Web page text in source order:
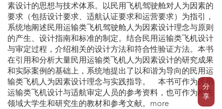
分
享
素设计的思想与技术体系。以民用飞机驾驶舱对人为因素的
要求（包括设计要求、适航认证要求和运营要求）为指引，
系统地阐述民用运输类飞机驾驶舱人为因素设计理念与原则
的产生、设计指南和标准的制定。结合民用运输类飞机设计
与审定过程，介绍相关的设计方法和符合性验证方法。本书
在引用和分析大量民用运输类飞机人为因素设计的研究成果
和实际案例的基础上，系统地提出了以和谐为导向的民用运
输类飞机人为因素设计理念与实践指导。 本书可作为民用
运输类飞机设计与适航审定人员的参考资料，也可作为相关
领域大学生和研究生的教材和参考文献。more